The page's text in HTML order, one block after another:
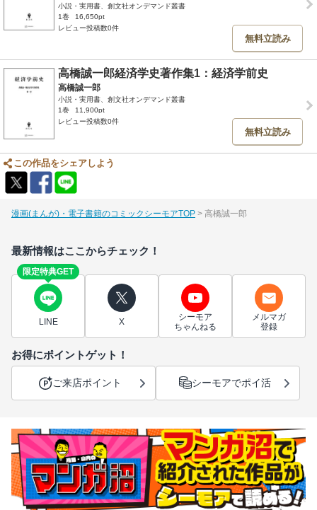
小説・実用書、創文社オンデマンド叢書
1巻
16,650pt
レビュー投稿数0件
無料立読み
高橋誠一郎経済学史著作集1：経済学前史
高橋誠一郎
小説・実用書、創文社オンデマンド叢書
1巻
11,900pt
レビュー投稿数0件
無料立読み
この作品をシェアしよう
漫画(まんが)・電子書籍のコミックシーモアTOP 高橋誠一郎
最新情報はここからチェック！
限定特典GET
LINE X
シーモア
ちゃんねる
メルマガ
登録
お得にポイントゲット！
ご来店ポイント シーモアでポイ活